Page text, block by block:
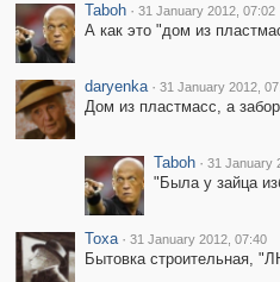
Taboh · 31 January 2012, 07:02
А как это "дом из
daryenka · 31 January 2012,
Дом из пластмасс, а
Taboh · 31 January
"Была у зайца
Toxa · 31 January 2012, 07:40
Бытовка строительная,